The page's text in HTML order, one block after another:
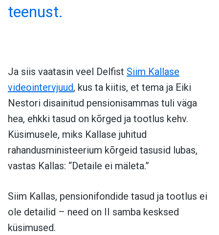
teenust.
Ja siis vaatasin veel Delfist Siim Kallase
videointervjuud, kus ta kiitis, et tema ja Eiki
Nestori disainitud pensionisammas tuli väga
hea, ehkki tasud on kõrged ja tootlus kehv.
Küsimusele, miks Kallase juhitud
rahandusministeerium kõrgeid tasusid lubas,
vastas Kallas: “Detaile ei mäleta.”
Siim Kallas, pensionifondide tasud ja tootlus ei
ole detailid – need on II samba kesksed
küsimused.